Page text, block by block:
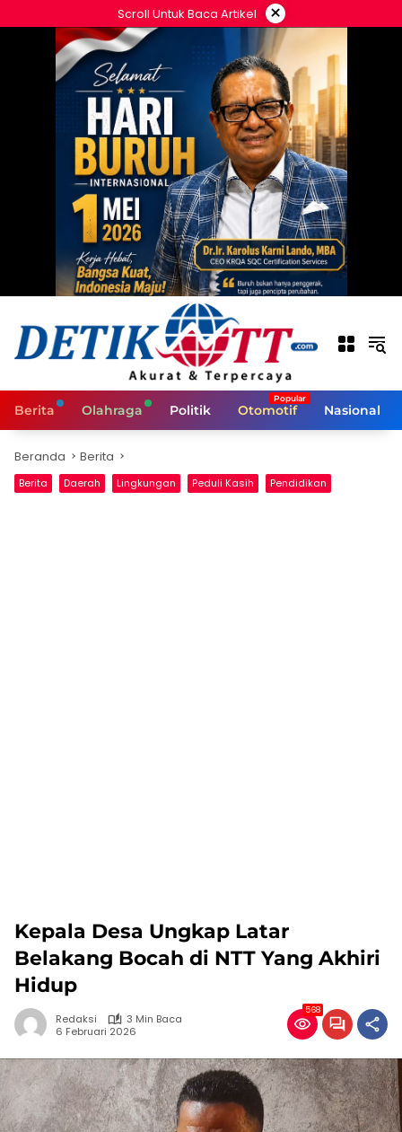
ke
Scroll Untuk Baca Artikel ×
Berita Olahraga Politik Otomotif Nasional
Beranda Berita
Berita Daerah Lingkungan Peduli Kasih Pendidikan
Kepala Desa Ungkap Latar
Belakang Bocah di NTT Yang Akhiri
Hidup
Redaksi
3 Min Baca
6 Februari 2026
568